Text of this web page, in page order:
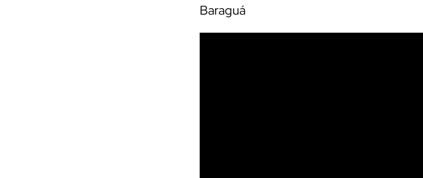
Baraguá